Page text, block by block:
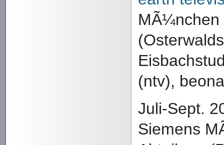
(ntv),
Juli-Sept.
Siemens